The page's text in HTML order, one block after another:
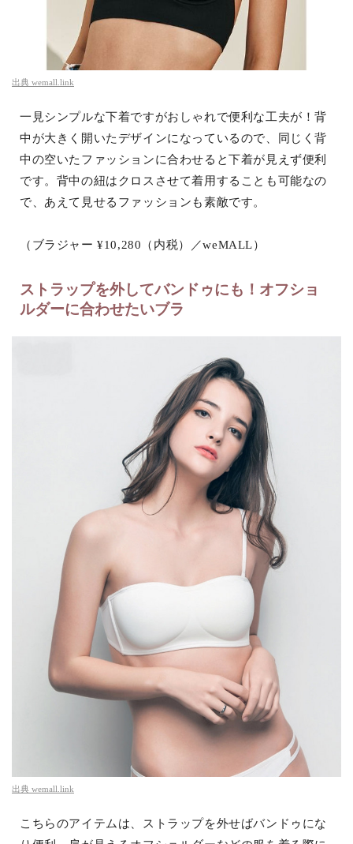
出典 wemall.link
一見シンプルな下着ですがおしゃれで便利な工夫が！背
中が大きく開いたデザインになっているので、同じく背
中の空いたファッションに合わせると下着が見えず便利
です。背中の紐はクロスさせて着用することも可能なの
で、あえて見せるファッションも素敵です。
（ブラジャー ¥10,280（内税）／weMALL）
ストラップを外してバンドゥにも！オフショ
ルダーに合わせたいブラ
出典 wemall.link
こちらのアイテムは、ストラップを外せばバンドゥにな